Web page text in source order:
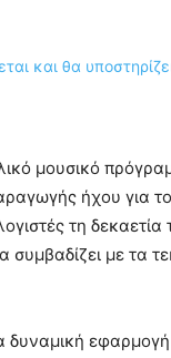
μουσικό
ήχου για
τη
συμβαδίζει με τα
δυναμική